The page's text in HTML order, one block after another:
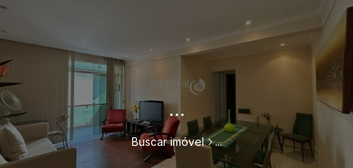
...
Buscar imóvel ...